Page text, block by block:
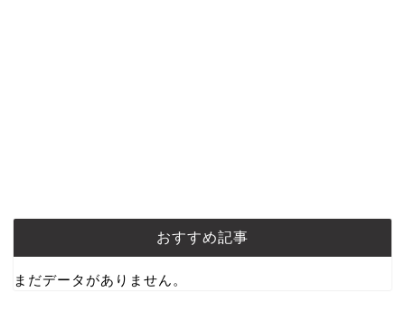
おすすめ記事
まだデータがありません。